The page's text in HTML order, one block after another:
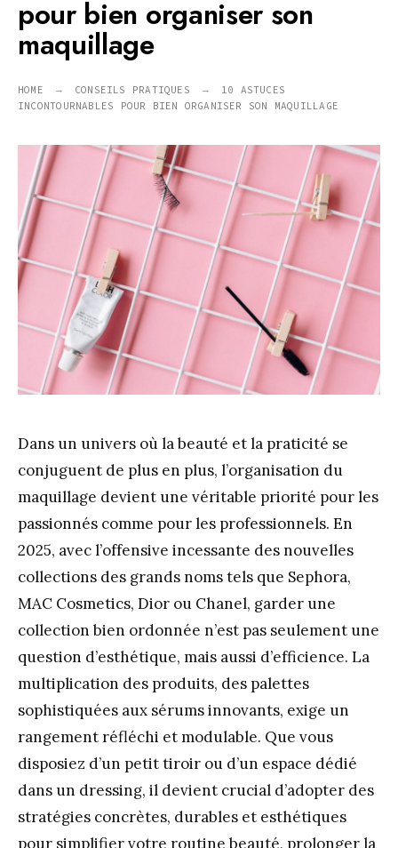
pour bien organiser son
maquillage
HOME CONSEILS PRATIQUES
10 ASTUCES
INCONTOURNABLES POUR BIEN ORGANISER SON MAQUILLAGE
Dans un univers où la beauté et la praticité se
conjuguent de plus en plus, l’organisation du
maquillage devient une véritable priorité pour les
passionnés comme pour les professionnels. En
2025, avec l’offensive incessante des nouvelles
collections des grands noms tels que Sephora,
MAC Cosmetics, Dior ou Chanel, garder une
collection bien ordonnée n’est pas seulement une
question d’esthétique, mais aussi d’efficience. La
multiplication des produits, des palettes
sophistiquées aux sérums innovants, exige un
rangement réfléchi et modulable. Que vous
disposiez d’un petit tiroir ou d’un espace dédié
dans un dressing, il devient crucial d’adopter des
stratégies concrètes, durables et esthétiques
pour simplifier votre routine beauté, prolonger la